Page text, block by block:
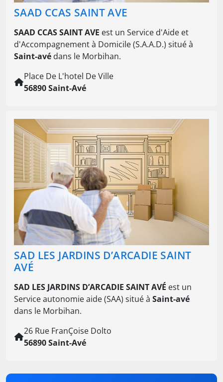
SAAD CCAS SAINT AVE
SAAD CCAS SAINT AVE est un Service d'Aide et
d'Accompagnement à Domicile (S.A.A.D.) situé à
Saint-avé dans le Morbihan.
Place De L'hotel De Ville
56890 Saint-Avé
SAD LES JARDINS D’ARCADIE SAINT
AVÉ
SAD LES JARDINS D’ARCADIE SAINT AVÉ est un
Service autonomie aide (SAA) situé à Saint-avé
dans le Morbihan.
26 Rue FranÇoise Dolto
56890 Saint-Avé